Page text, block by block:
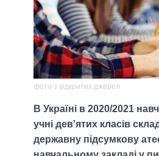
фото з відкритих джерел
В Україні в 2020/2021
учні дев'ятих класів
державну підсумкову